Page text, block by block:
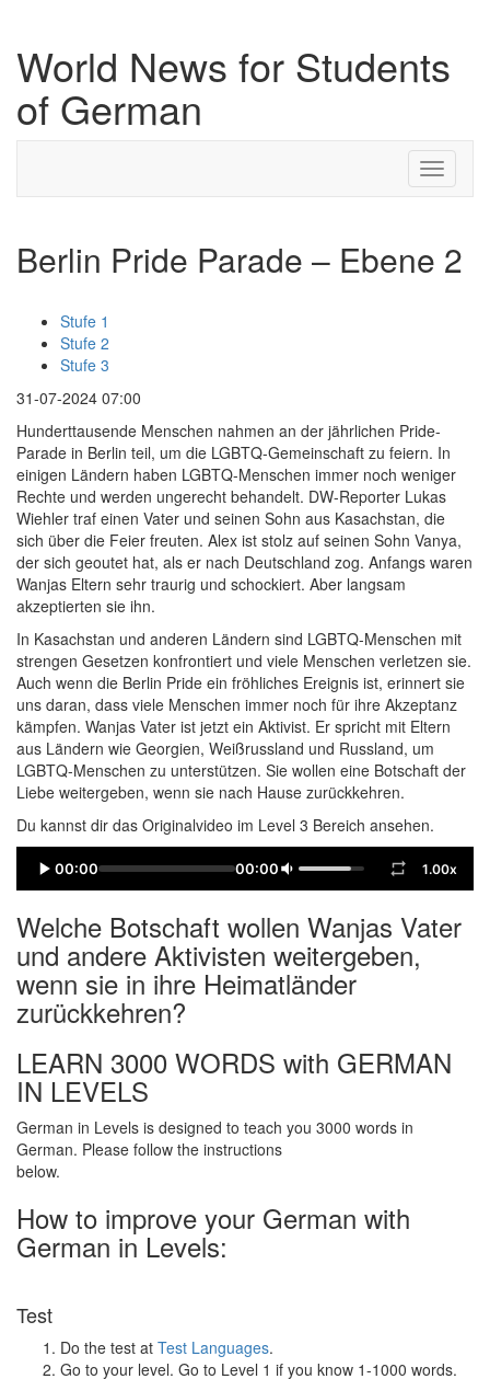
World News for Students
of German
Toggle
Berlin Pride Parade – Ebene 2
Stufe 1
Stufe 2
Stufe 3
31-07-2024 07:00
Hunderttausende Menschen nahmen an der jährlichen Pride-
Parade in Berlin teil, um die LGBTQ-Gemeinschaft zu feiern. In
einigen Ländern haben LGBTQ-Menschen immer noch weniger
Rechte und werden ungerecht behandelt. DW-Reporter Lukas
Wiehler traf einen Vater und seinen Sohn aus Kasachstan, die
sich über die Feier freuten. Alex ist stolz auf seinen Sohn Vanya,
der sich geoutet hat, als er nach Deutschland zog. Anfangs waren
Wanjas Eltern sehr traurig und schockiert. Aber langsam
akzeptierten sie ihn.
In Kasachstan und anderen Ländern sind LGBTQ-Menschen mit
strengen Gesetzen konfrontiert und viele Menschen verletzen sie.
Auch wenn die Berlin Pride ein fröhliches Ereignis ist, erinnert sie
uns daran, dass viele Menschen immer noch für ihre Akzeptanz
kämpfen. Wanjas Vater ist jetzt ein Aktivist. Er spricht mit Eltern
aus Ländern wie Georgien, Weißrussland und Russland, um
LGBTQ-Menschen zu unterstützen. Sie wollen eine Botschaft der
Liebe weitergeben, wenn sie nach Hause zurückkehren.
Du kannst dir das Originalvideo im Level 3 Bereich ansehen.
00:00 00:00 1.00x
Welche Botschaft wollen Wanjas Vater
und andere Aktivisten weitergeben,
wenn sie in ihre Heimatländer
zurückkehren?
LEARN 3000 WORDS with GERMAN
IN LEVELS
German in Levels is designed to teach you 3000 words in
German. Please follow the instructions
below.
How to improve your German with
German in Levels:
Test
Do the test at Test Languages.
Go to your level. Go to Level 1 if you know 1-1000 words.